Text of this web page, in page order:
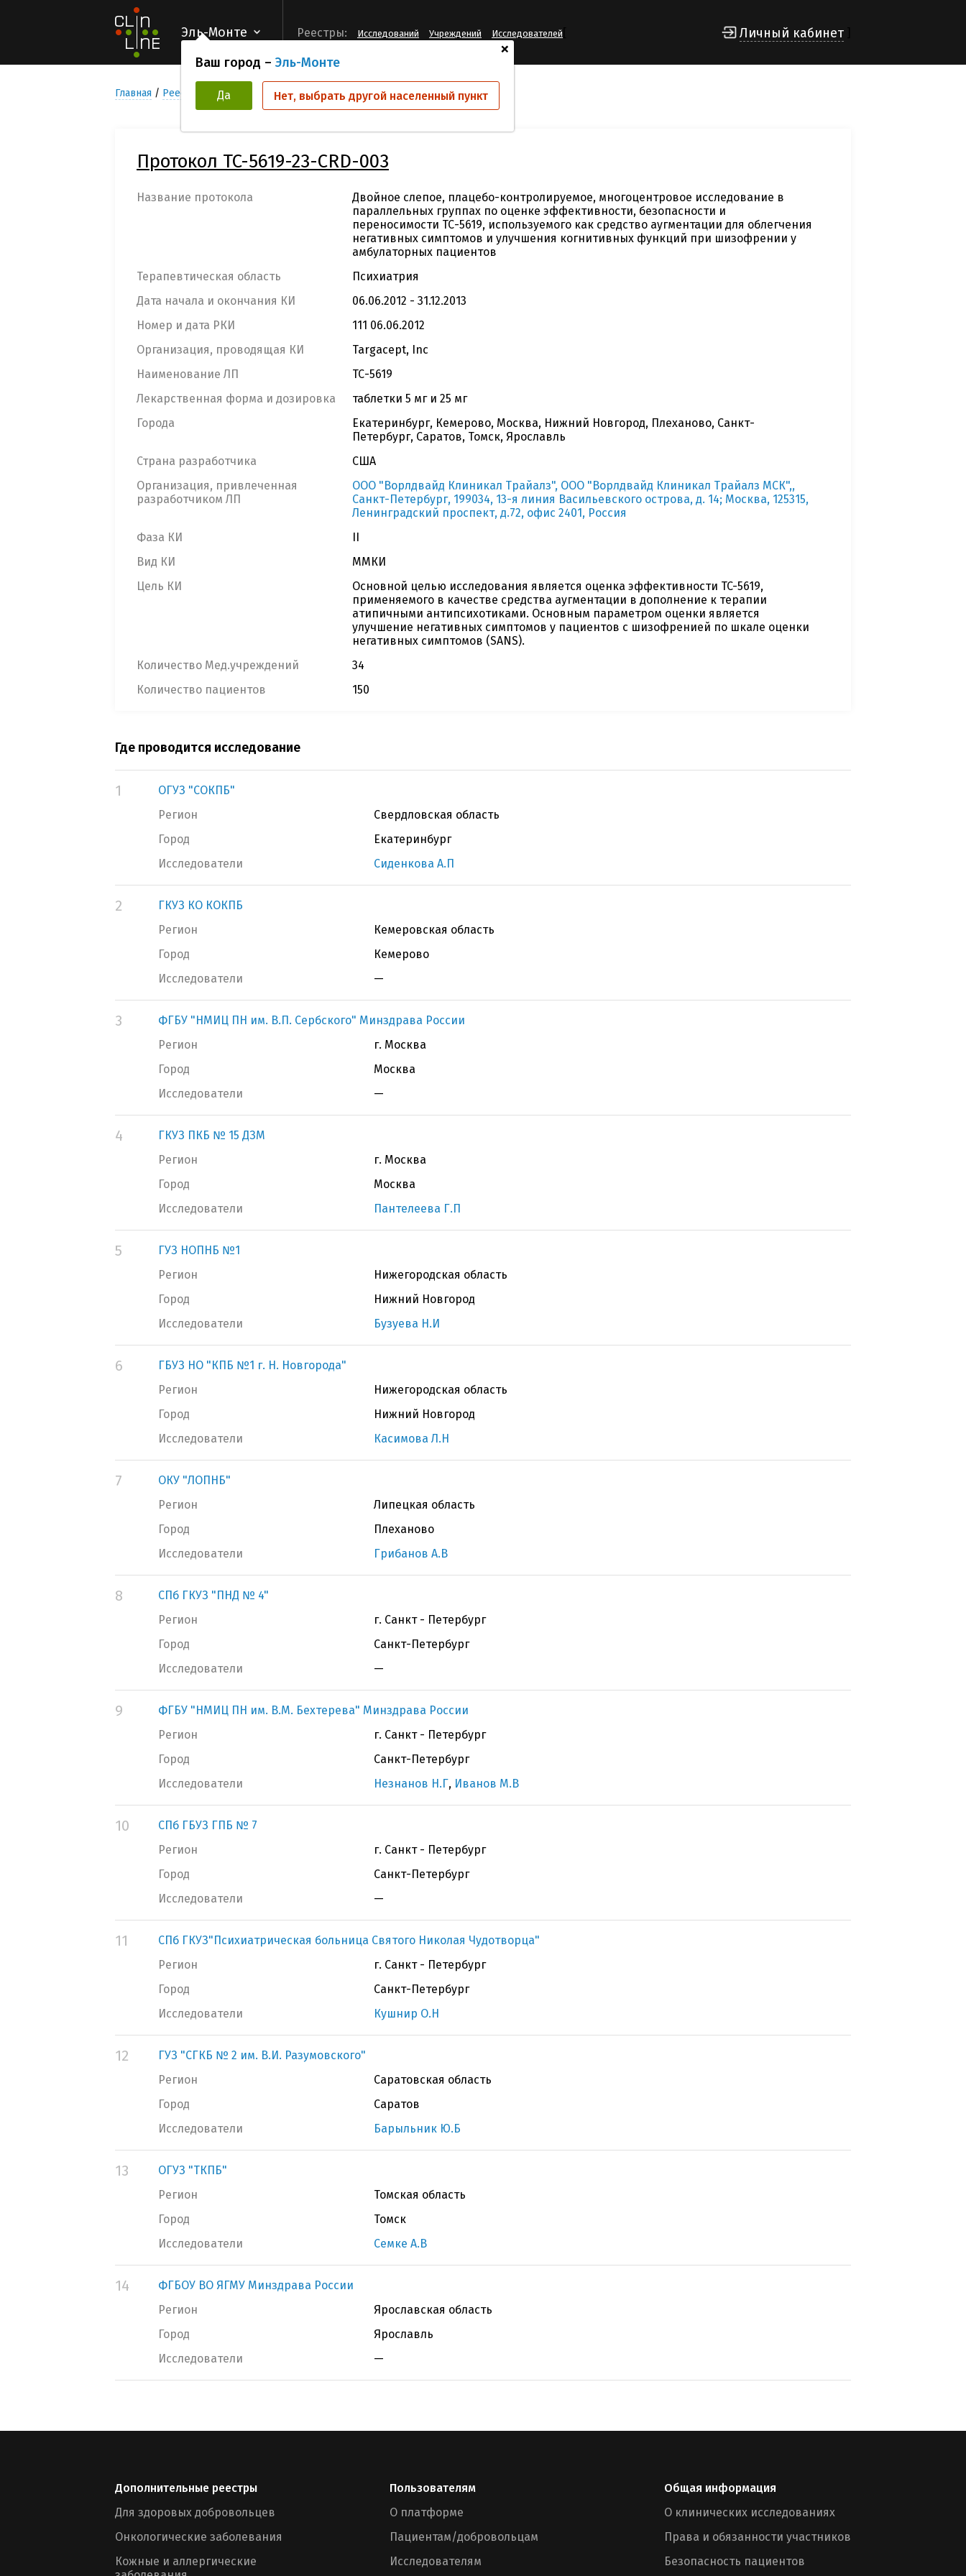
Эль-Монте
+
Ваш город – Эль-Монте
Да Нет, выбрать другой населенный пункт
Реестры: Исследований Учреждений Исследователей Личный кабинет
Главная Реестр Клинических исследований TC-5619-23-CRD-003
Протокол TC-5619-23-CRD-003
Название протокола
Двойное слепое, плацебо-контролируемое, многоцентровое исследование в
параллельных группах по оценке эффективности, безопасности и
переносимости ТС-5619, используемого как средство аугментации для облегчения
негативных симптомов и улучшения когнитивных функций при шизофрении у
амбулаторных пациентов
Терапевтическая область
Психиатрия
Дата начала и окончания КИ
06.06.2012 - 31.12.2013
Номер и дата РКИ
111 06.06.2012
Организация, проводящая КИ
Targacept, Inc
Наименование ЛП
ТС-5619
Лекарственная форма и дозировка
таблетки 5 мг и 25 мг
Города
Екатеринбург, Кемерово, Москва, Нижний Новгород, Плеханово, Санкт-
Петербург, Саратов, Томск, Ярославль
Страна разработчика
США
Организация, привлеченная
разработчиком ЛП
ООО "Ворлдвайд Клиникал Трайалз", ООО "Ворлдвайд Клиникал Трайалз МСК",,
Санкт-Петербург, 199034, 13-я линия Васильевского острова, д. 14; Москва, 125315,
Ленинградский проспект, д.72, офис 2401, Россия
Фаза КИ
II
Вид КИ
ММКИ
Цель КИ
Основной целью исследования является оценка эффективности TC-5619,
применяемого в качестве средства аугментации в дополнение к терапии
атипичными антипсихотиками. Основным параметром оценки является
улучшение негативных симптомов у пациентов с шизофренией по шкале оценки
негативных симптомов (SANS).
Количество Мед.учреждений
34
Количество пациентов
150
Где проводится исследование
1
ОГУЗ "СОКПБ"
Регион
Свердловская область
Город
Екатеринбург
Исследователи
Сиденкова А.П
2
ГКУЗ КО КОКПБ
Регион
Кемеровская область
Город
Кемерово
Исследователи
—
3
ФГБУ "НМИЦ ПН им. В.П. Сербского" Минздрава России
Регион
г. Москва
Город
Москва
Исследователи
—
4
ГКУЗ ПКБ № 15 ДЗМ
Регион
г. Москва
Город
Москва
Исследователи
Пантелеева Г.П
5
ГУЗ НОПНБ №1
Регион
Нижегородская область
Город
Нижний Новгород
Исследователи
Бузуева Н.И
6
ГБУЗ НО "КПБ №1 г. Н. Новгорода"
Регион
Нижегородская область
Город
Нижний Новгород
Исследователи
Касимова Л.Н
7
ОКУ "ЛОПНБ"
Регион
Липецкая область
Город
Плеханово
Исследователи
Грибанов А.В
8
СПб ГКУЗ "ПНД № 4"
Регион
г. Санкт - Петербург
Город
Санкт-Петербург
Исследователи
—
9
ФГБУ "НМИЦ ПН им. В.М. Бехтерева" Минздрава России
Регион
г. Санкт - Петербург
Город
Санкт-Петербург
Исследователи
Незнанов Н.Г, Иванов М.В
10
СПб ГБУЗ ГПБ № 7
Регион
г. Санкт - Петербург
Город
Санкт-Петербург
Исследователи
—
11
СПб ГКУЗ"Психиатрическая больница Святого Николая Чудотворца"
Регион
г. Санкт - Петербург
Город
Санкт-Петербург
Исследователи
Кушнир О.Н
12
ГУЗ "СГКБ № 2 им. В.И. Разумовского"
Регион
Саратовская область
Город
Саратов
Исследователи
Барыльник Ю.Б
13
ОГУЗ "ТКПБ"
Регион
Томская область
Город
Томск
Исследователи
Семке А.В
14
ФГБОУ ВО ЯГМУ Минздрава России
Регион
Ярославская область
Город
Ярославль
Исследователи
—
Дополнительные реестры
Для здоровых добровольцев
Онкологические заболевания
Кожные и аллергические
Пользователям
О платформе
Пациентам/добровольцам
Исследователям
Общая информация
О клинических исследованиях
Права и обязанности участников
Безопасность пациентов